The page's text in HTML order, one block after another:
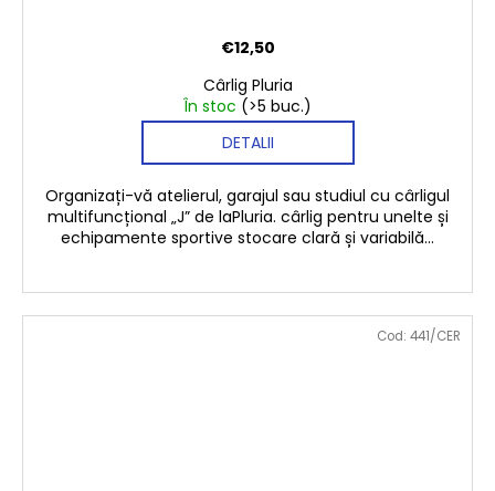
Cârlig Pluria
În stoc (>5 buc.)
€12,50
DETALII
Organizați-vă atelierul, garajul sau studiul cu cârligul
multifuncțional „J” de laPluria. cârlig pentru unelte și
echipamente sportive stocare clară și variabilă...
Cod: 441/CER